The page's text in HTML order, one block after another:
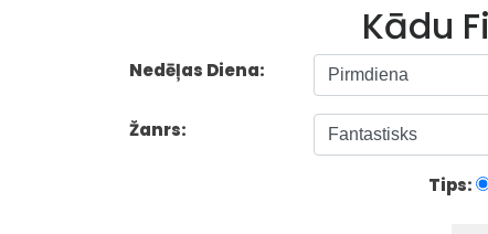
Kādu
Nedēļas Diena:
Žanrs:
Tips: